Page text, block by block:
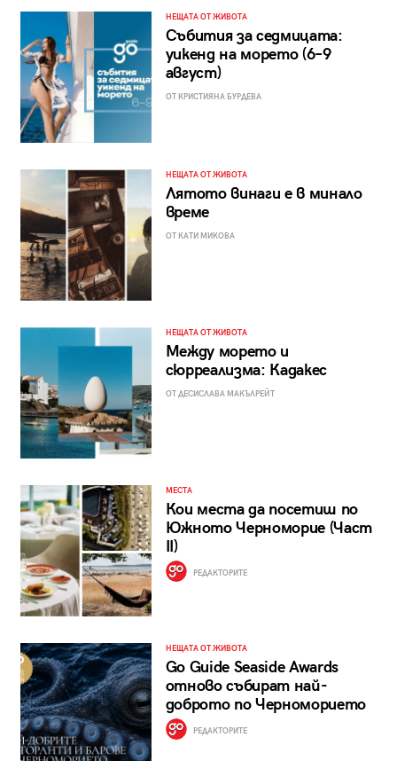
НЕЩАТА ОТ ЖИВОТА
Събития за седмицата:
уикенд на морето (6–9
август)
ОТ КРИСТИЯНА БУРДЕВА
НЕЩАТА ОТ ЖИВОТА
Лятото винаги е в минало
време
ОТ КАТИ МИКОВА
НЕЩАТА ОТ ЖИВОТА
Между морето и
сюрреализма: Кадакес
ОТ ДЕСИСЛАВА МАКЪЛРЕЙТ
МЕСТА
Кои места да посетиш по
Южното Черноморие (Част
II)
РЕДАКТОРИТЕ
НЕЩАТА ОТ ЖИВОТА
Go Guide Seaside Awards
отново събират най-
доброто по Черноморието
РЕДАКТОРИТЕ